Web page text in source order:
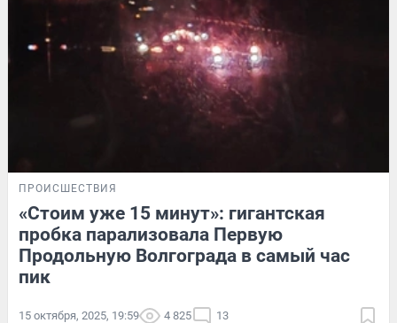
ПРОИСШЕСТВИЯ
«Стоим уже 15 минут»: гигантская
пробка парализовала Первую
Продольную Волгограда в самый час
пик
15 октября, 2025, 19:59 4 825 13